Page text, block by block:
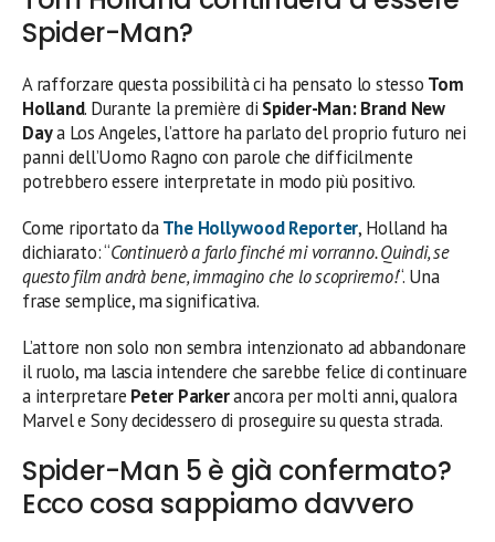
Spider-Man?
A rafforzare questa possibilità ci ha pensato lo stesso Tom
Holland. Durante la première di Spider-Man: Brand New
Daya Los Angeles, l’attore ha parlato del proprio futuro nei
panni dell’Uomo Ragno con parole che difficilmente
potrebbero essere interpretate in modo più positivo.
Come riportato daThe Hollywood Reporter, Holland ha
dichiarato: “Continuerò a farlo finché mi vorranno. Quindi, se
questo film andrà bene, immagino che lo scopriremo!“. Una
frase semplice, ma significativa.
L’attore non solo non sembra intenzionato ad abbandonare
il ruolo, ma lascia intendere che sarebbe felice di continuare
a interpretare Peter Parkerancora per molti anni, qualora
Marvel e Sony decidessero di proseguire su questa strada.
Spider-Man 5 è già confermato?
Ecco cosa sappiamo davvero